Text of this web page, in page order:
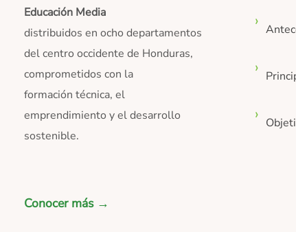
Educación Media
distribuidos en ocho departamentos
del centro occidente de Honduras,
comprometidos con la
formación técnica, el
emprendimiento y el desarrollo
sostenible.
Conocer más →